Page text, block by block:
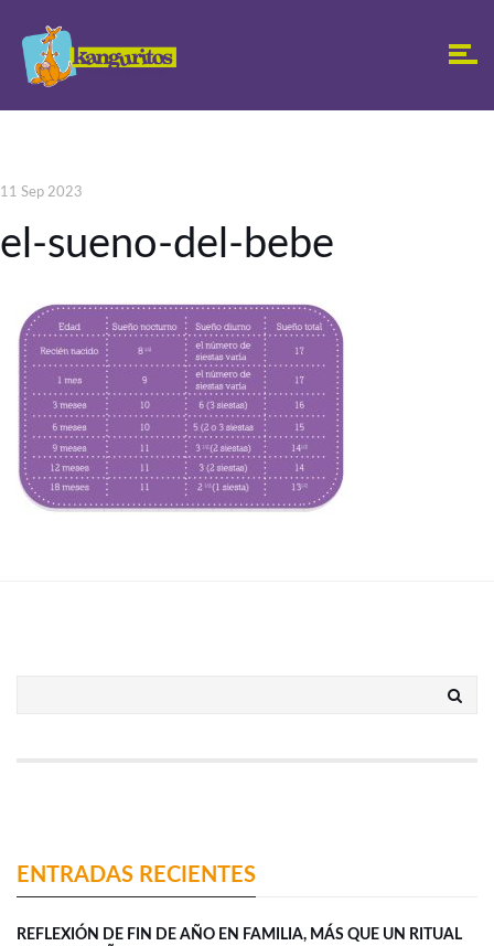
11 Sep 2023
el-sueno-del-bebe
ENTRADAS RECIENTES
REFLEXIÓN DE FIN DE AÑO EN FAMILIA, MÁS QUE UN RITUAL